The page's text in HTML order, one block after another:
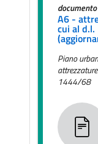
A6 -
cui al
Piano
1444/68